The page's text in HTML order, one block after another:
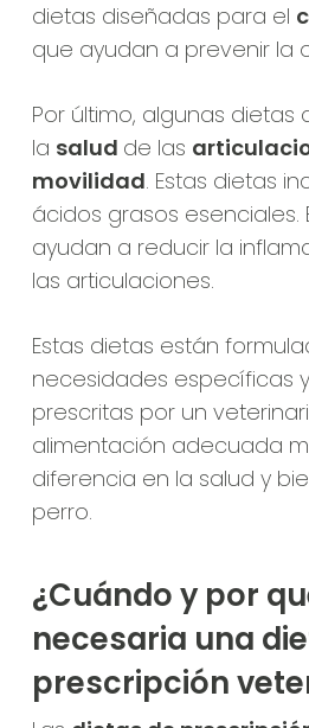
dietas diseñadas para el
que ayudan a prevenir la
Por último, algunas
la salud de las
movilidad. Estas dietas
ácidos grasos esenciales.
ayudan a reducir la
las articulaciones.
Estas dietas están
necesidades específicas
prescritas por un
alimentación adecuada
diferencia en la salud y
perro.
¿Cuándo y por
necesaria una
prescripción